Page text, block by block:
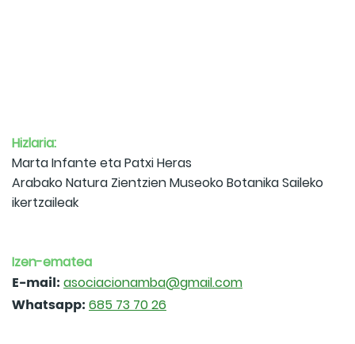
Hizlaria:
Marta Infante eta Patxi Heras
Arabako Natura Zientzien Museoko Botanika Saileko
ikertzaileak
Izen-ematea
E-mail: asociacionamba@gmail.com
Whatsapp: 685 73 70 26